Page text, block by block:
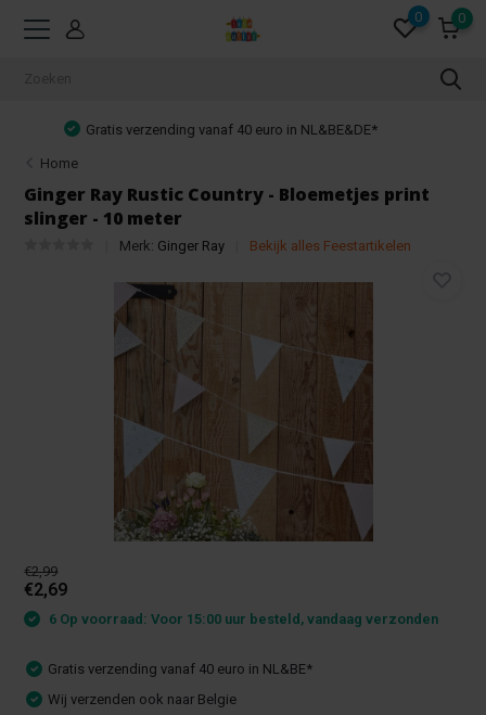
0 0
Achteraf betalen mogelijk!
Home
Ginger Ray Rustic Country - Bloemetjes print
slinger - 10 meter
Merk: Ginger Ray Bekijk alles Feestartikelen
€2,99
€2,69
6 Op voorraad: Voor 15:00 uur besteld, vandaag verzonden
Gratis verzending vanaf 40 euro in NL&BE*
Wij verzenden ook naar Belgie